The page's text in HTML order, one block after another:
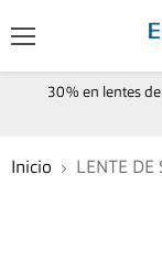
30% en lentes de
Inicio LENTE DE